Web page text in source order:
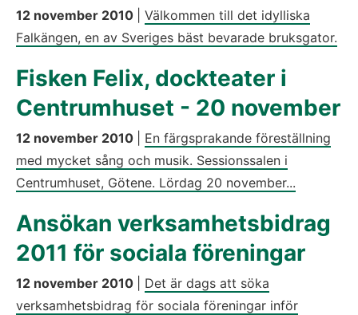
12 november 2010
Välkommen till det idylliska
Falkängen, en av Sveriges bäst bevarade bruksgator.
Fisken Felix, dockteater i
Centrumhuset - 20 november
12 november 2010
En färgsprakande föreställning
med mycket sång och musik. Sessionssalen i
Centrumhuset, Götene. Lördag 20 november...
Ansökan verksamhetsbidrag
2011 för sociala föreningar
12 november 2010
Det är dags att söka
verksamhetsbidrag för sociala föreningar inför